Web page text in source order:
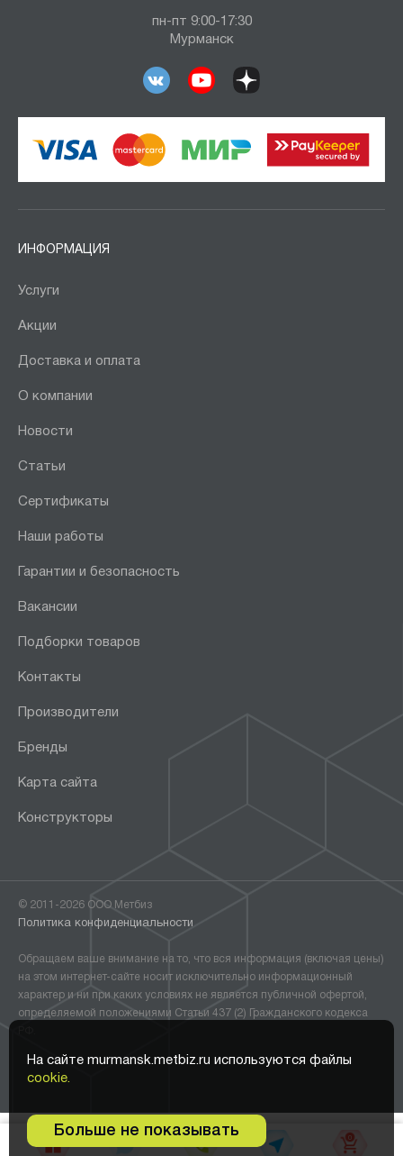
0
На сайте murmansk.metbiz.ru используются файлы
cookie.
Больше не показывать
пн-пт 9:00-17:30
Мурманск
ИНФОРМАЦИЯ
Услуги
Акции
Доставка и оплата
О компании
Новости
Статьи
Сертификаты
Наши работы
Гарантии и безопасность
Вакансии
Подборки товаров
Контакты
Производители
Бренды
Карта сайта
Конструкторы
© 2011-2026 ООО Метбиз
Политика конфиденциальности
Обращаем ваше внимание на то, что вся информация (включая цены)
на этом интернет-сайте носит исключительно информационный
характер и ни при каких условиях не является публичной офертой,
определяемой положениями Статьи 437 (2) Гражданского кодекса